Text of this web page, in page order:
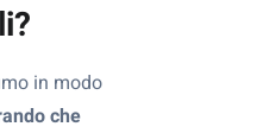
in modo
che